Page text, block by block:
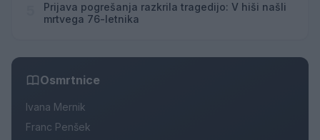
Prijava pogrešanja razkrila tragedijo: V hiši našli
mrtvega 76-letnika
Osmrtnice
Ivana Mernik
Franc Penšek